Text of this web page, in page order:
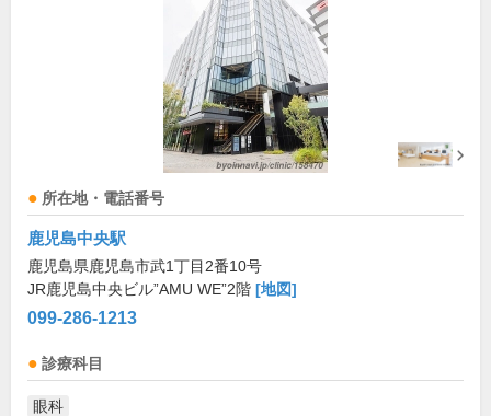
所在地・電話番号
鹿児島中央駅
鹿児島県鹿児島市武1丁目2番10号
JR鹿児島中央ビル”AMU WE”2階 [地図]
099-286-1213
診療科目
眼科